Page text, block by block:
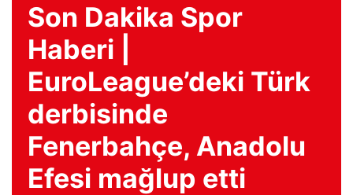
Son Dakika Spor
Haberi |
EuroLeague’deki Türk
derbisinde
Fenerbahçe, Anadolu
Efesi mağlup etti